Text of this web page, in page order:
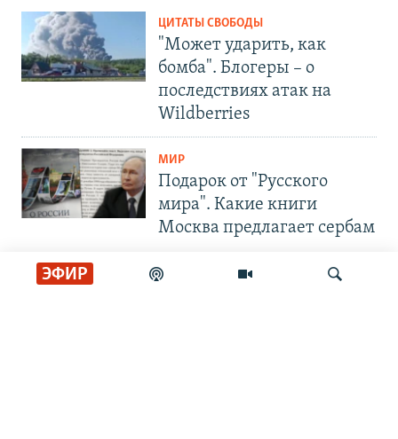
ЭФИР
ЦИТАТЫ СВОБОДЫ
"Может ударить, как
бомба". Блогеры – о
последствиях атак на
Wildberries
МИР
Подарок от "Русского
мира". Какие книги
Москва предлагает сербам